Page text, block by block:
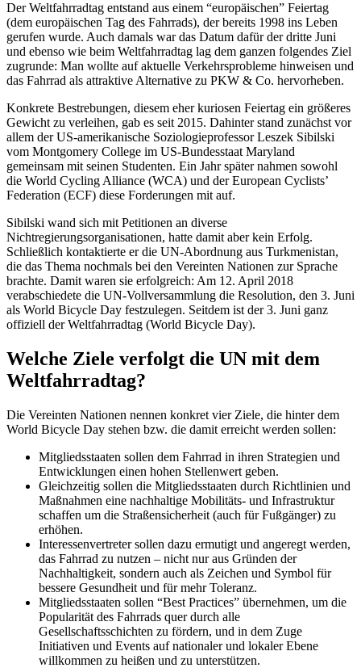
Der Weltfahrradtag entstand aus einem “europäischen” Feiertag
(dem europäischen Tag des Fahrrads), der bereits 1998 ins Leben
gerufen wurde. Auch damals war das Datum dafür der dritte Juni
und ebenso wie beim Weltfahrradtag lag dem ganzen folgendes Ziel
zugrunde: Man wollte auf aktuelle Verkehrsprobleme hinweisen und
das Fahrrad als attraktive Alternative zu PKW & Co. hervorheben.
Konkrete Bestrebungen, diesem eher kuriosen Feiertag ein größeres
Gewicht zu verleihen, gab es seit 2015. Dahinter stand zunächst vor
allem der US-amerikanische Soziologieprofessor Leszek Sibilski
vom Montgomery College im US-Bundesstaat Maryland
gemeinsam mit seinen Studenten. Ein Jahr später nahmen sowohl
die World Cycling Alliance (WCA) und der European Cyclists’
Federation (ECF) diese Forderungen mit auf.
Sibilski wand sich mit Petitionen an diverse
Nichtregierungsorganisationen, hatte damit aber kein Erfolg.
Schließlich kontaktierte er die UN-Abordnung aus Turkmenistan,
die das Thema nochmals bei den Vereinten Nationen zur Sprache
brachte. Damit waren sie erfolgreich: Am 12. April 2018
verabschiedete die UN-Vollversammlung die Resolution, den 3. Juni
als World Bicycle Day festzulegen. Seitdem ist der 3. Juni ganz
offiziell der Weltfahrradtag (World Bicycle Day).
Welche Ziele verfolgt die UN mit dem
Weltfahrradtag?
Die Vereinten Nationen nennen konkret vier Ziele, die hinter dem
World Bicycle Day stehen bzw. die damit erreicht werden sollen:
Mitgliedsstaaten sollen dem Fahrrad in ihren Strategien und
Entwicklungen einen hohen Stellenwert geben.
Gleichzeitig sollen die Mitgliedsstaaten durch Richtlinien und
Maßnahmen eine nachhaltige Mobilitäts- und Infrastruktur
schaffen um die Straßensicherheit (auch für Fußgänger) zu
erhöhen.
Interessenvertreter sollen dazu ermutigt und angeregt werden,
das Fahrrad zu nutzen – nicht nur aus Gründen der
Nachhaltigkeit, sondern auch als Zeichen und Symbol für
bessere Gesundheit und für mehr Toleranz.
Mitgliedsstaaten sollen “Best Practices” übernehmen, um die
Popularität des Fahrrads quer durch alle
Gesellschaftsschichten zu fördern, und in dem Zuge
Initiativen und Events auf nationaler und lokaler Ebene
willkommen zu heißen und zu unterstützen.